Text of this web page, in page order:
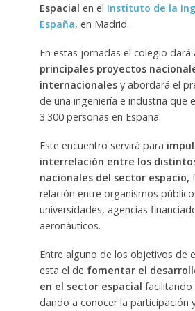
Espacial en el Instituto de la
España, en Madrid.
En estas jornadas el colegio dará
principales proyectos
internacionalesy abordará el
de una ingeniería e industria que
3.300 personas en España.
Este encuentro servirá para i
interrelación entre los
nacionales del sector espacio,
relación entre organismos
universidades, agencias
aeronáuticos.
Entre alguno de los objetivos de
esta el de fomentar el
en el sector espacial facilitando
dando a conocer la participación